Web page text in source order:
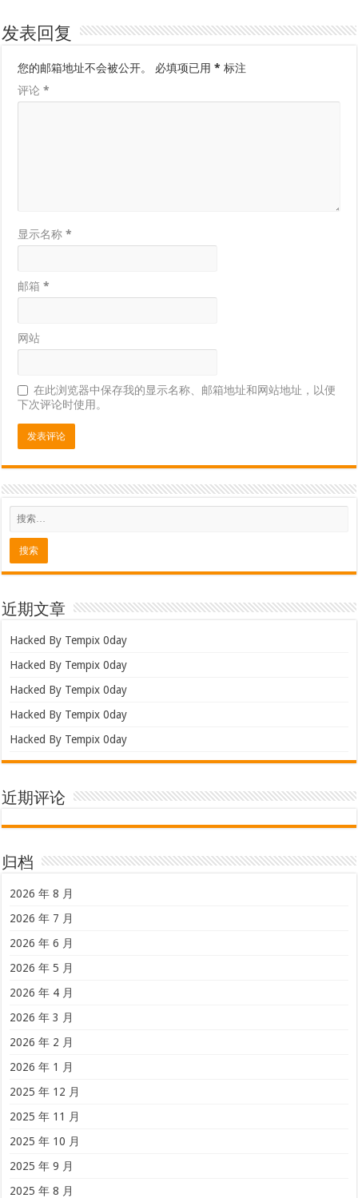
发表回复
您的邮箱地址不会被公开。 必填项已用* 标注
评论*
显示名称*
邮箱*
网站
在此浏览器中保存我的显示名称、邮箱地址和网站地址，以便
下次评论时使用。
近期文章
Hacked By Tempix 0day
Hacked By Tempix 0day
Hacked By Tempix 0day
Hacked By Tempix 0day
Hacked By Tempix 0day
近期评论
归档
2026 年 8 月
2026 年 7 月
2026 年 6 月
2026 年 5 月
2026 年 4 月
2026 年 3 月
2026 年 2 月
2026 年 1 月
2025 年 12 月
2025 年 11 月
2025 年 10 月
2025 年 9 月
2025 年 8 月